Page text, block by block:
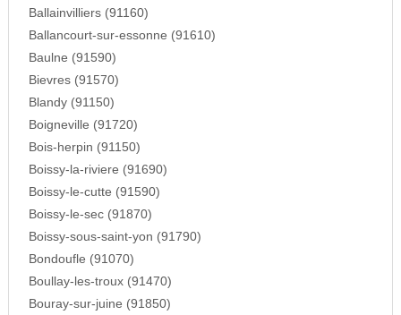
Ballainvilliers (91160)
Ballancourt-sur-essonne (91610)
Baulne (91590)
Bievres (91570)
Blandy (91150)
Boigneville (91720)
Bois-herpin (91150)
Boissy-la-riviere (91690)
Boissy-le-cutte (91590)
Boissy-le-sec (91870)
Boissy-sous-saint-yon (91790)
Bondoufle (91070)
Boullay-les-troux (91470)
Bouray-sur-juine (91850)